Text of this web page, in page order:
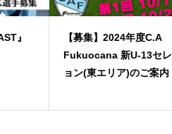
【募集】2024年度C.A
Fukuocana 新U-13セレクシ
ョン(東エリア)のご案内